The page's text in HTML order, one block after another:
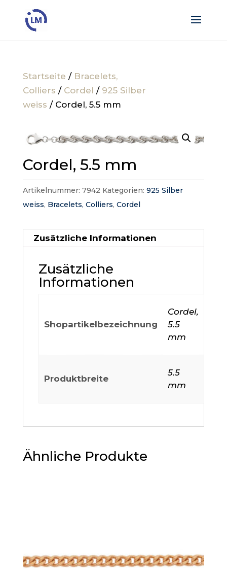
Startseite / Bracelets,
Colliers / Cordel / 925 Silber
weiss / Cordel, 5.5 mm
Cordel, 5.5 mm
Artikelnummer: 7942 Kategorien: 925 Silber
weiss, Bracelets, Colliers, Cordel
Zusätzliche Informationen
Zusätzliche
Informationen
Shopartikelbezeichnung
Cordel,
5.5
mm
Produktbreite
5.5
mm
Ähnliche Produkte